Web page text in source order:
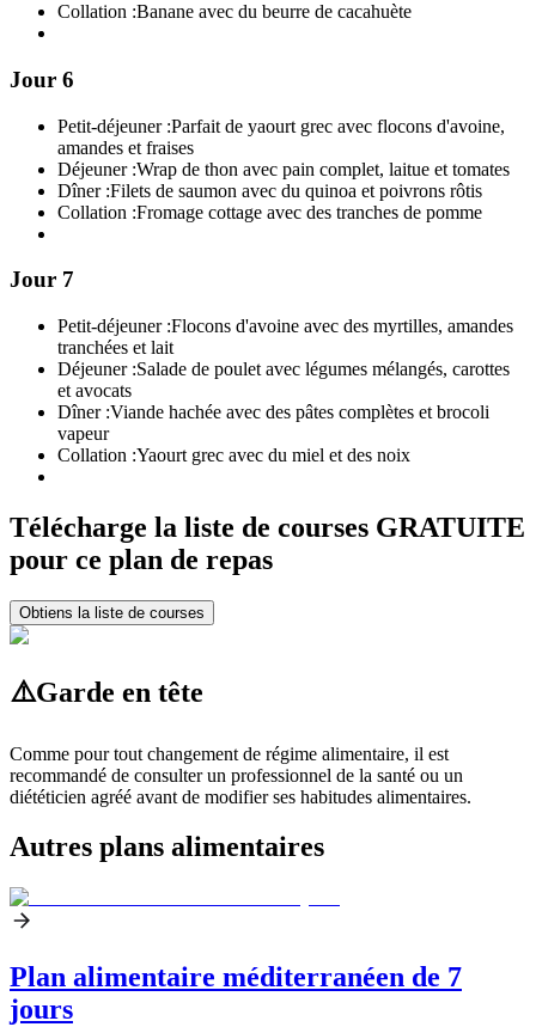
Collation :Banane avec du beurre de cacahuète
Jour 6
Petit-déjeuner :Parfait de yaourt grec avec flocons d'avoine,
amandes et fraises
Déjeuner :Wrap de thon avec pain complet, laitue et tomates
Dîner :Filets de saumon avec du quinoa et poivrons rôtis
Collation :Fromage cottage avec des tranches de pomme
Jour 7
Petit-déjeuner :Flocons d'avoine avec des myrtilles, amandes
tranchées et lait
Déjeuner :Salade de poulet avec légumes mélangés, carottes
et avocats
Dîner :Viande hachée avec des pâtes complètes et brocoli
vapeur
Collation :Yaourt grec avec du miel et des noix
Télécharge la liste de courses GRATUITE
pour ce plan de repas
Obtiens la liste de courses
⚠️Garde en tête
Comme pour tout changement de régime alimentaire, il est
recommandé de consulter un professionnel de la santé ou un
diététicien agréé avant de modifier ses habitudes alimentaires.
Autres plans alimentaires
Plan alimentaire méditerranéen de 7
jours